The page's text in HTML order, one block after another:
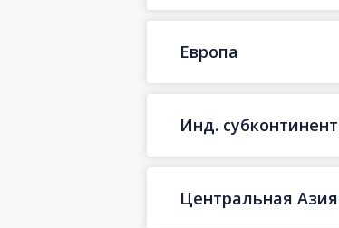
Европа
Инд. субконтинент
Центральная Азия